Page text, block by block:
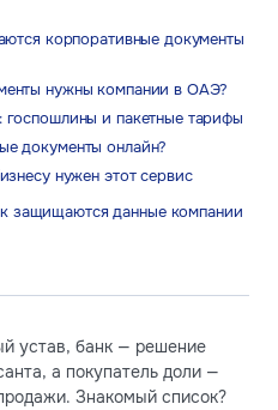
корпоративные документы
нужны компании в ОАЭ?
и пакетные тарифы
документы онлайн?
нужен этот сервис
защищаются данные компании
устав, банк — решение
а покупатель доли —
Знакомый список?